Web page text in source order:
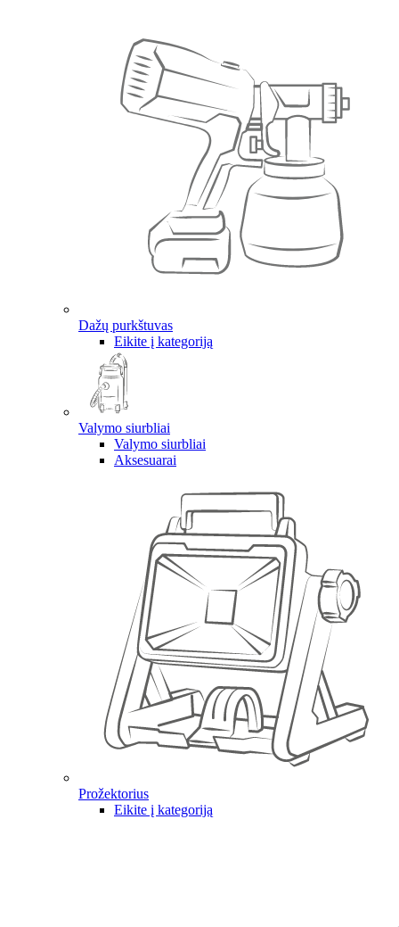
Dažų purkštuvas
Eikite į kategoriją
Valymo siurbliai
Valymo siurbliai
Aksesuarai
Prožektorius
Eikite į kategoriją